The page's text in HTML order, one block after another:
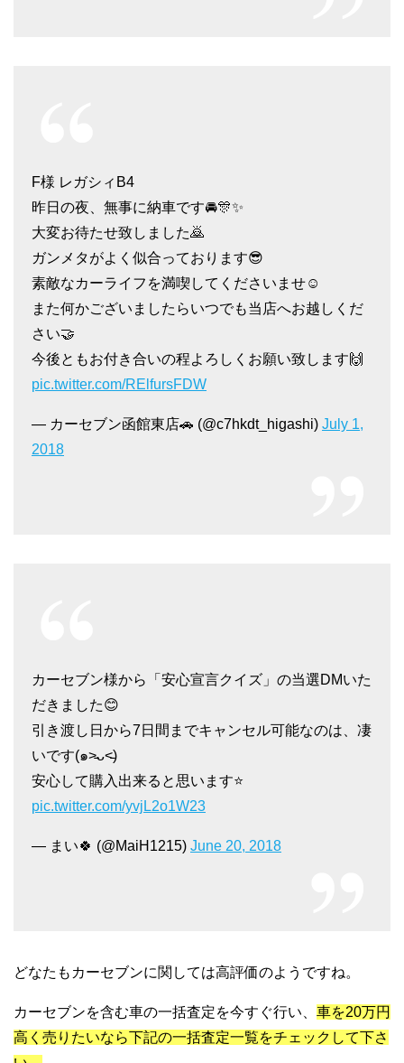
F様 レガシィB4
昨日の夜、無事に納車です🚘🎊✨
大変お待たせ致しました🙇
ガンメタがよく似合っております😎
素敵なカーライフを満喫してくださいませ☺️
また何かございましたらいつでも当店へお越しくだ
さい🤝
今後ともお付き合いの程よろしくお願い致します🙌
pic.twitter.com/RElfursFDW
— カーセブン函館東店🚗 (@c7hkdt_higashi) July 1,
2018
カーセブン様から「安心宣言クイズ」の当選DMいた
だきました😊
引き渡し日から7日間までキャンセル可能なのは、凄
いです(๑˃̵ᴗ˂̵)
安心して購入出来ると思います⭐️
pic.twitter.com/yvjL2o1W23
— まい🍀 (@MaiH1215) June 20, 2018
どなたもカーセブンに関しては高評価のようですね。
カーセブンを含む車の一括査定を今すぐ行い、 車を20万円
高く売りたいなら下記の一括査定一覧をチェックして下さ